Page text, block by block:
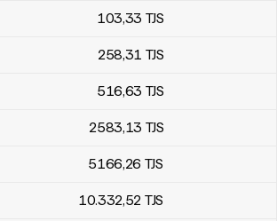
103,33 TJS
258,31 TJS
516,63 TJS
2583,13 TJS
5166,26 TJS
10.332,52 TJS